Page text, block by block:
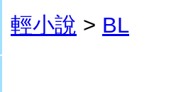
輕小說 > BL